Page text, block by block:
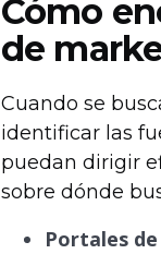
Cómo
de
Cuando se
identificar las
puedan dirigir
sobre dónde
Portales